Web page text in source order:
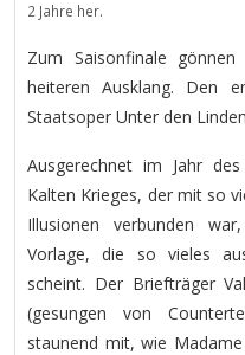
2 Jahre her.
Zum Saisonfinale
heiteren Ausklang. Den
Staatsoper Unter den
Ausgerechnet im Jahr
Kalten Krieges, der mit so
Illusionen verbunden
Vorlage, die so vieles
scheint. Der Briefträger
(gesungen von
staunend mit, wie